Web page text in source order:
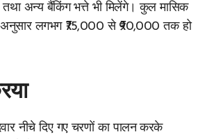
अन्य बैंकिंग भत्ते भी मिलेंगे। कुल मासिक
लगभग ₹75,000 से ₹90,000 तक हो
नीचे दिए गए चरणों का पालन करके